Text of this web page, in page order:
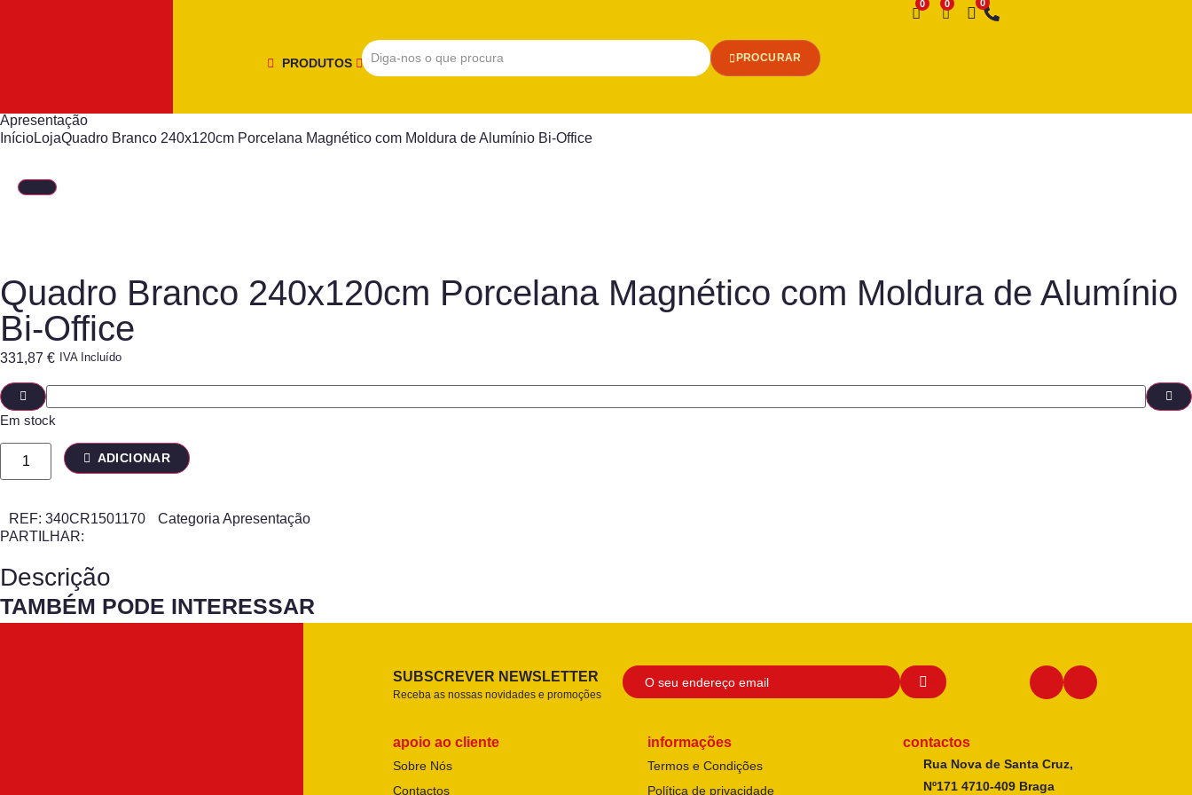
PRODUTOS PROCURAR
Desejo
Apresentação
InícioLojaQuadro Branco 240x120cm Porcelana Magnético com Moldura de Alumínio Bi-Office
Quadro Branco 240x120cm Porcelana Magnético com Moldura de Alumínio
Bi-Office
331,87 € IVA Incluído
Em stock
ADICIONAR
REF: 340CR1501170 Categoria Apresentação
PARTILHAR:
Descrição
TAMBÉM PODE INTERESSAR
SUBSCREVER NEWSLETTER
Receba as nossas novidades e promoções
apoio ao cliente
Sobre Nós
Contactos
informações
Termos e Condições
Política de privacidade
contactos
Rua Nova de Santa Cruz,
Nº171 4710-409 Braga